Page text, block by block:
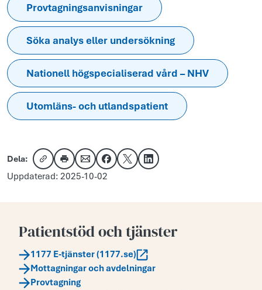
Provtagningsanvisningar
Söka analys eller undersökning
Nationell högspecialiserad vård – NHV
Utomläns- och utlandspatient
Dela:
Kopiera länk
Skriv utDela via e-post
Dela på Facebook
Dela på XDela på LinkedIn
Uppdaterad: 2025-10-02
Patientstöd och tjänster
1177 E-tjänster (1177.se)
Mottagningar och avdelningar
Provtagning